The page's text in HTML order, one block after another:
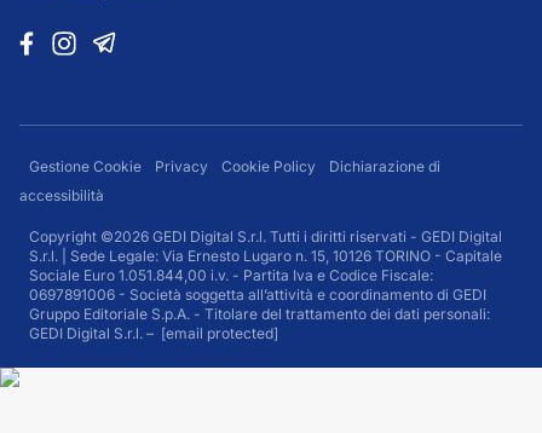
Gestione Cookie Privacy Cookie Policy
Dichiarazione di
accessibilità
Copyright ©2026 GEDI Digital S.r.l. Tutti i diritti riservati - GEDI Digital
S.r.l. | Sede Legale: Via Ernesto Lugaro n. 15, 10126 TORINO - Capitale
Sociale Euro 1.051.844,00 i.v. - Partita Iva e Codice Fiscale:
0697891006 - Società soggetta all’attività e coordinamento di GEDI
Gruppo Editoriale S.p.A. - Titolare del trattamento dei dati personali:
GEDI Digital S.r.l. – [email protected]